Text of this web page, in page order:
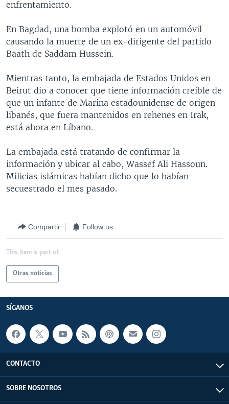
DEPORTES
CIENCIA Y SALUD
AUDIOS
FORO INTERAMERICANO
VISIÓN 360
LAS CLAVES
AVANCE INFORMATIVO
AUDIONOTICIAS
BUENOS DÍAS AMÉRICA
EL MUNDO AL DÍA [RADIO]
FORO [RADIO]
DEPORTIVO INTERNACIONAL
ENTRETENIMIENTO
DIRECT
DOCUMENTALES DE LA VOA
Learning English
SÍGANOS
Idiomas
enfrentamiento.
En Bagdad, una bomba explotó en un automóvil
causando la muerte de un ex-dirigente del partido
Baath de Saddam Hussein.
Mientras tanto, la embajada de Estados Unidos en
Beirut dio a conocer que tiene información creíble de
que un infante de Marina estadounidense de origen
libanés, que fuera mantenidos en rehenes en Irak,
está ahora en Líbano.
La embajada está tratando de confirmar la
información y ubicar al cabo, Wassef Ali Hassoun.
Milicias islámicas habían dicho que lo habían
secuestrado el mes pasado.
Compartir Follow us
This item is part of
Otras noticias
SÍGANOS
CONTACTO
SOBRE NOSOTROS